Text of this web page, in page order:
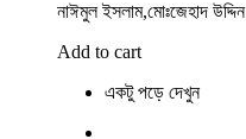
নাঈমুল ইসলাম,মোঃজেহাদ উদ্দিন
Add to cart
একটু পড়ে দেখুন